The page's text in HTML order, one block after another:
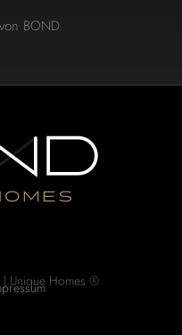
BOND
Unique Homes ®